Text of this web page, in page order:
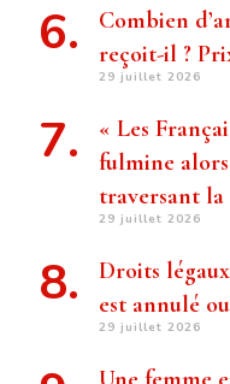
Combien
reçoit-il ?
29 juillet 2026
« Les
fulmine
traversant la
29 juillet 2026
Droits
est annulé
29 juillet 2026